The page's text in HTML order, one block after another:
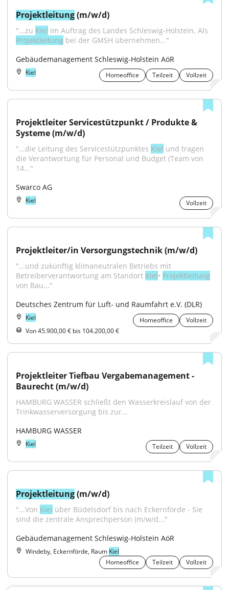
Projektleitung (m/w/d)
"...zu Kiel
Projektleitung bei der GMSH übernehmen..."
Gebäudemanagement Schleswig-Holstein AöR
Kiel Homeoffice Teilzeit Vollzeit
Projektleiter Servicestützpunkt / Produkte &
Systeme (m/w/d)
"...die Leitung des Servicestützpunktes Kiel und tragen
die Verantwortung für Personal und Budget (Team von
14..."
Swarco AG
Kiel Vollzeit
Projektleiter/in Versorgungstechnik (m/w/d)
"...und zukünftig klimaneutralen Betriebs mit
Betreiberverantwortung am Standort Kiel• Projektleitung
von Bau..."
Deutsches Zentrum für Luft- und Raumfahrt e.V. (DLR)
Kiel Homeoffice
Vollzeit
Von 45.900,00 € bis 104.200,00 €
Projektleiter Tiefbau Vergabemanagement -
Baurecht (m/w/d)
HAMBURG WASSER schließt den Wasserkreislauf von der
Trinkwasserversorgung bis zur...
HAMBURG WASSER
Kiel Teilzeit Vollzeit
Projektleitung (m/w/d)
"...Von Kiel über Büdelsdorf bis nach Eckernförde - Sie
sind die zentrale Ansprechperson (m/w/d..."
Gebäudemanagement Schleswig-Holstein AöR
Windeby, Eckernförde, Raum Kiel
Homeoffice
Teilzeit Vollzeit